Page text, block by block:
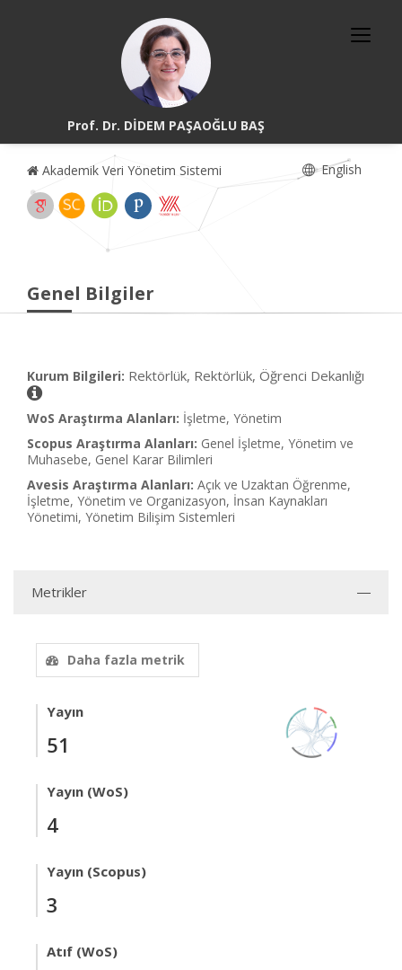
Prof. Dr. DİDEM PAŞAOĞLU BAŞ
Akademik Veri Yönetim Sistemi English
Genel Bilgiler
Kurum Bilgileri: Rektörlük, Rektörlük, Öğrenci Dekanlığı
WoS Araştırma Alanları: İşletme, Yönetim
Scopus Araştırma Alanları: Genel İşletme, Yönetim ve
Muhasebe, Genel Karar Bilimleri
Avesis Araştırma Alanları: Açık ve Uzaktan Öğrenme,
İşletme, Yönetim ve Organizasyon, İnsan Kaynakları
Yönetimi, Yönetim Bilişim Sistemleri
Metrikler
Daha fazla metrik
Yayın
51
Yayın (WoS)
4
Yayın (Scopus)
3
Atıf (WoS)